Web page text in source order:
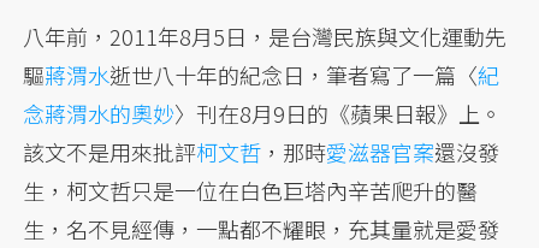
八年前，2011年8月5日，是台灣民族與文化運動先
驅蔣渭水逝世八十年的紀念日，筆者寫了一篇〈紀
念蔣渭水的奧妙〉刊在8月9日的《蘋果日報》上。
該文不是用來批評柯文哲 ，那時愛滋器官案還沒發
生，柯文哲只是一位在白色巨塔內辛苦爬升的醫
生，名不見經傳，一點都不耀眼，充其量就是愛發